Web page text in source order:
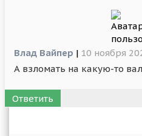
Влад Вайпер | 10 ноября
А взломать на какую-то
Ответить